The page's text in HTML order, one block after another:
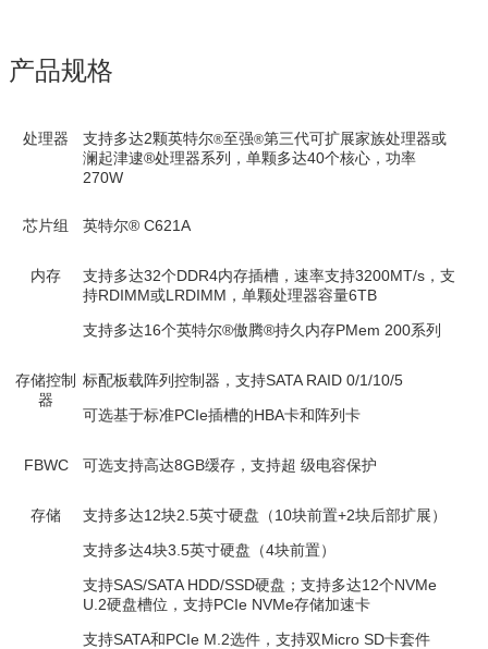
产品规格
处理器 支持多达2颗英特尔®至强®第三代可扩展家族处理器或
澜起津逮®处理器系列，单颗多达40个核心，功率
270W
芯片组 英特尔® C621A
内存
支持多达32个DDR4内存插槽，速率支持3200MT/s，支
持RDIMM或LRDIMM，单颗处理器容量6TB
支持多达16个英特尔®傲腾®持久内存PMem 200系列
存储控制
器
标配板载阵列控制器，支持SATA RAID 0/1/10/5
可选基于标准PCIe插槽的HBA卡和阵列卡
FBWC 可选支持高达8GB缓存，支持超 级电容保护
存储
支持多达12块2.5英寸硬盘（10块前置+2块后部扩展）
支持多达4块3.5英寸硬盘（4块前置）
支持SAS/SATA HDD/SSD硬盘；支持多达12个NVMe
U.2硬盘槽位，支持PCIe NVMe存储加速卡
支持SATA和PCIe M.2选件，支持双Micro SD卡套件